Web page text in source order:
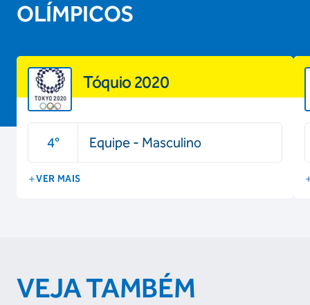
OLÍMPICOS
Tóquio 2020
4° Equipe - Masculino
VER MAIS
VEJA TAMBÉM